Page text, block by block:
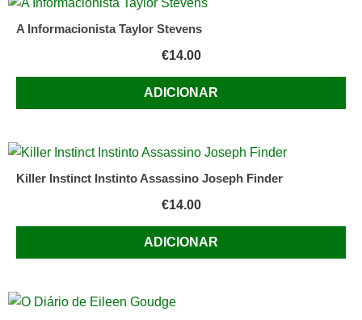
A Informacionista Taylor Stevens
€14.00
ADICIONAR
Killer Instinct Instinto Assassino Joseph Finder
€14.00
ADICIONAR